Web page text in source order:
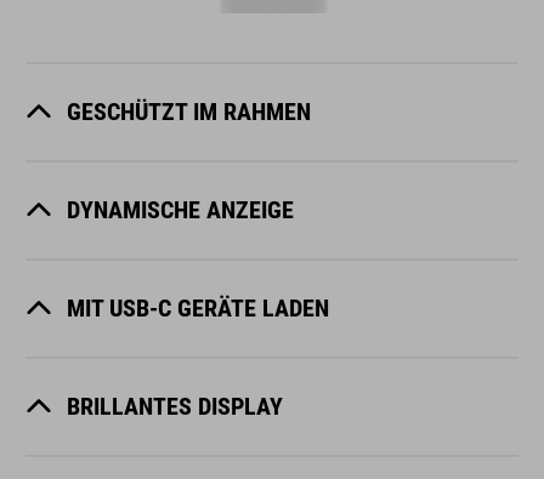
GESCHÜTZT IM RAHMEN
DYNAMISCHE ANZEIGE
MIT USB-C GERÄTE LADEN
BRILLANTES DISPLAY